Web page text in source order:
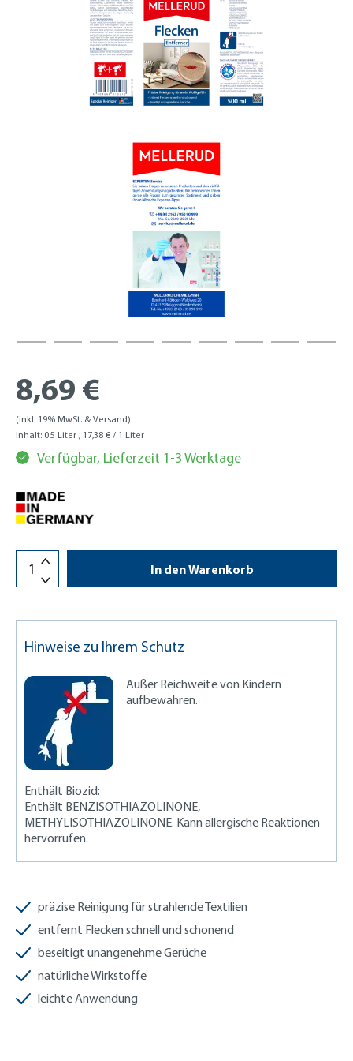
8,69 €
(inkl. 19% MwSt. & Versand)
Inhalt: 0.5 Liter ; 17,38 € / 1 Liter
Verfügbar, Lieferzeit 1-3 Werktage
In den Warenkorb
präzise Reinigung für strahlende Textilien
entfernt Flecken schnell und schonend
beseitigt unangenehme Gerüche
natürliche Wirkstoffe
leichte Anwendung
Hinweise zu Ihrem Schutz
Außer Reichweite von Kindern
aufbewahren.
Enthält Biozid:
Enthält BENZISOTHIAZOLINONE,
METHYLISOTHIAZOLINONE. Kann allergische Reaktionen
hervorrufen.